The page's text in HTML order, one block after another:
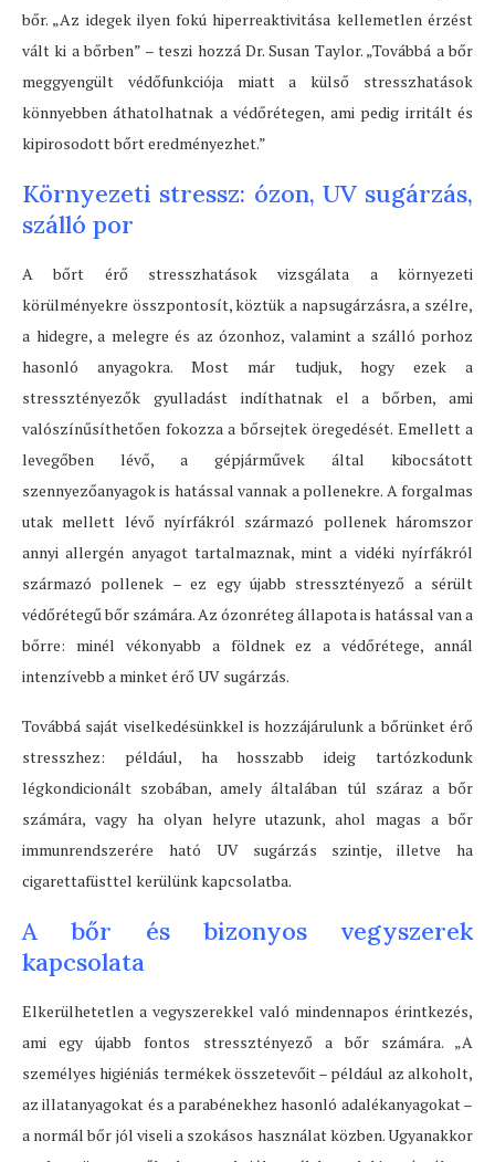
bőr. „Az idegek ilyen fokú hiperreaktivitása kellemetlen érzést
vált ki a bőrben” – teszi hozzá Dr. Susan Taylor. „Továbbá a bőr
meggyengült védőfunkciója miatt a külső stresszhatások
könnyebben áthatolhatnak a védőrétegen, ami pedig irritált és
kipirosodott bőrt eredményezhet.”
Környezeti stressz: ózon, UV sugárzás,
szálló por
A bőrt érő stresszhatások vizsgálata a környezeti
körülményekre összpontosít, köztük a napsugárzásra, a szélre,
a hidegre, a melegre és az ózonhoz, valamint a szálló porhoz
hasonló anyagokra. Most már tudjuk, hogy ezek a
stressztényezők gyulladást indíthatnak el a bőrben, ami
valószínűsíthetően fokozza a bőrsejtek öregedését. Emellett a
levegőben lévő, a gépjárművek által kibocsátott
szennyezőanyagok is hatással vannak a pollenekre. A forgalmas
utak mellett lévő nyírfákról származó pollenek háromszor
annyi allergén anyagot tartalmaznak, mint a vidéki nyírfákról
származó pollenek – ez egy újabb stressztényező a sérült
védőrétegű bőr számára. Az ózonréteg állapota is hatással van a
bőrre: minél vékonyabb a földnek ez a védőrétege, annál
intenzívebb a minket érő UV sugárzás.
Továbbá saját viselkedésünkkel is hozzájárulunk a bőrünket érő
stresszhez: például, ha hosszabb ideig tartózkodunk
légkondicionált szobában, amely általában túl száraz a bőr
számára, vagy ha olyan helyre utazunk, ahol magas a bőr
immunrendszerére ható UV sugárzás szintje, illetve ha
cigarettafüsttel kerülünk kapcsolatba.
A bőr és bizonyos vegyszerek
kapcsolata
Elkerülhetetlen a vegyszerekkel való mindennapos érintkezés,
ami egy újabb fontos stressztényező a bőr számára. „A
személyes higiéniás termékek összetevőit – például az alkoholt,
az illatanyagokat és a parabénekhez hasonló adalékanyagokat –
a normál bőr jól viseli a szokásos használat közben. Ugyanakkor